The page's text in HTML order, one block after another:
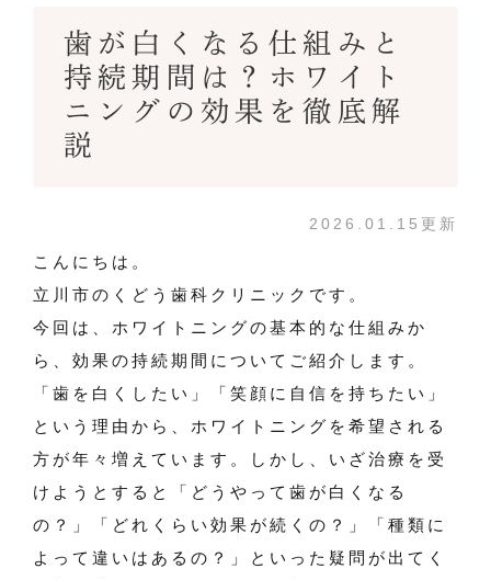
歯が白くなる仕組みと
持続期間は？ホワイト
ニングの効果を徹底解
説
2026.01.15更新
こんにちは。
立川市のくどう歯科クリニックです。
今回は、ホワイトニングの基本的な仕組みか
ら、効果の持続期間についてご紹介します。
「歯を白くしたい」「笑顔に自信を持ちたい」
という理由から、ホワイトニングを希望される
方が年々増えています。しかし、いざ治療を受
けようとすると「どうやって歯が白くなる
の？」「どれくらい効果が続くの？」「種類に
よって違いはあるの？」といった疑問が出てく